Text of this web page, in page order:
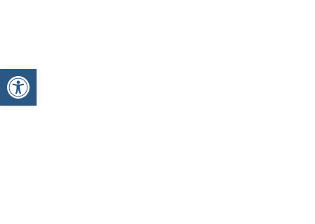
Ανοίξτε τη γραμμή εργαλείων